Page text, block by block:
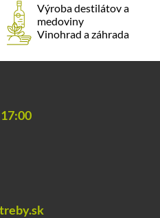
Výroba destilátov a
medoviny
Vinohrad a záhrada